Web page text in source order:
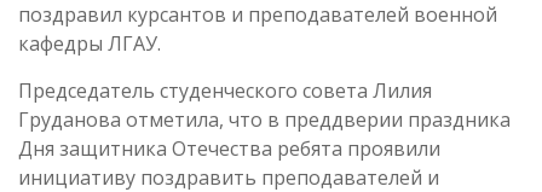
поздравил курсантов и преподавателей военной
кафедры ЛГАУ.
Председатель студенческого совета Лилия
Груданова отметила, что в преддверии праздника
Дня защитника Отечества ребята проявили
инициативу поздравить преподавателей и